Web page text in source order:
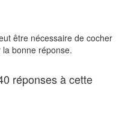
être nécessaire de cocher
bonne réponse.
réponses à cette